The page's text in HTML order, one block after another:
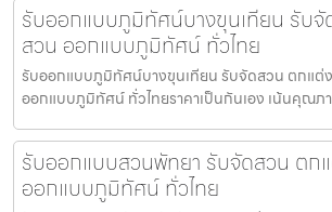
รับออกแบบภูมิทัศน์บางขุนเทียน รับ
สวน ออกแบบภูมิทัศน์ ทั่วไทย
รับออกแบบภูมิทัศน์บางขุนเทียน รับจัดสวน ตกแต่
ออกแบบภูมิทัศน์ ทั่วไทยราคาเป็นกันเอง เน้นคุณภ
รับออกแบบสวนพัทยา รับจัดสวน ตก
ออกแบบภูมิทัศน์ ทั่วไทย